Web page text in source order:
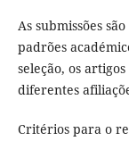
As submissões
padrões
seleção, os
diferentes
Critérios para o